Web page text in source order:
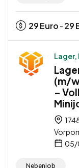
29Euro - 29
(m/
–
05/
Nebenjob